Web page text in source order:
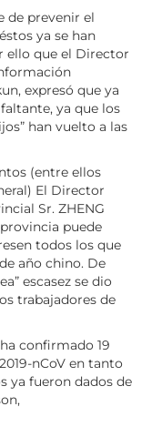
de prevenir el
ya se han
ello que el Director
expresó que ya
ya que los
han vuelto a las
(entre ellos
El Director
Sr. ZHENG
puede
todos los que
año chino. De
escasez se dio
trabajadores de
confirmado 19
nCoV en tanto
ya fueron dados de